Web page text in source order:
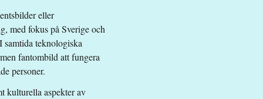
eller
med fokus på Sverige och
samtida teknologiska
fantombild att fungera
personer.
kulturella aspekter av